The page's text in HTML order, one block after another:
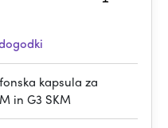
kapsula za
in G3 SKM